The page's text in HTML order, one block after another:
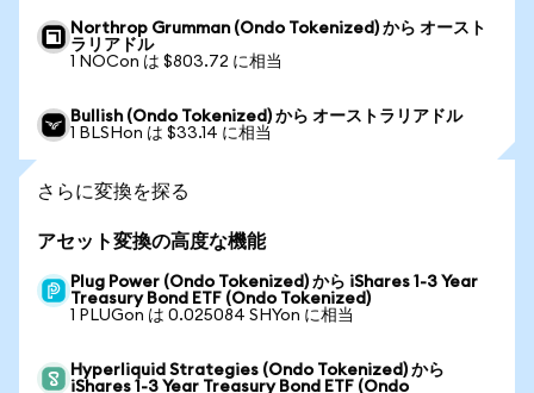
Northrop Grumman (Ondo Tokenized) から オースト
ラリアドル
1 NOCon は $803.72 に相当
Bullish (Ondo Tokenized) から オーストラリアドル
1 BLSHon は $33.14 に相当
さらに変換を探る
アセット変換の高度な機能
Plug Power (Ondo Tokenized) から iShares 1-3 Year
Treasury Bond ETF (Ondo Tokenized)
1 PLUGon は 0.025084 SHYon に相当
Hyperliquid Strategies (Ondo Tokenized) から
iShares 1-3 Year Treasury Bond ETF (Ondo